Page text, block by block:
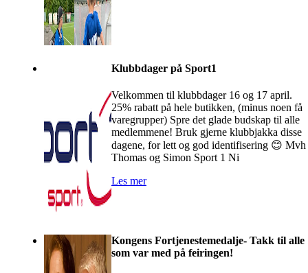
Klubbdager på Sport1
Velkommen til klubbdager 16 og 17 april.
25% rabatt på hele butikken, (minus noen få
varegrupper) Spre det glade budskap til alle
medlemmene! Bruk gjerne klubbjakka disse
dagene, for lett og god identifisering 😊 Mvh
Thomas og Simon Sport 1 Ni
Les mer
Kongens Fortjenestemedalje- Takk til alle
som var med på feiringen!